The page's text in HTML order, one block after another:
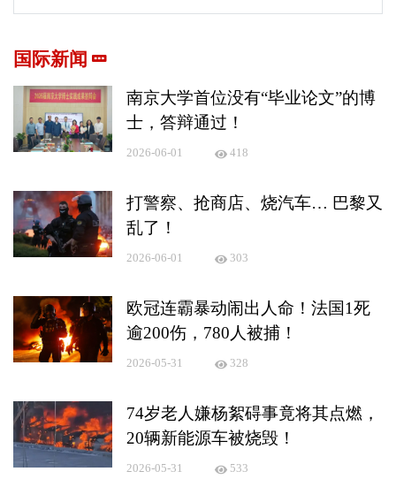
国际新闻
南京大学首位没有“毕业论文”的博
士，答辩通过！
2026-06-01 418
打警察、抢商店、烧汽车… 巴黎又
乱了！
2026-06-01 303
欧冠连霸暴动闹出人命！法国1死
逾200伤，780人被捕！
2026-05-31 328
74岁老人嫌杨絮碍事竟将其点燃，
20辆新能源车被烧毁！
2026-05-31 533